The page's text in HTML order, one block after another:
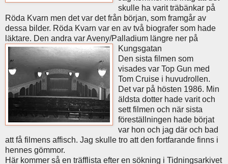
skulle ha varit träbänkar på
Röda Kvarn men det var det från början, som framgår av
dessa bilder. Röda Kvarn var en av två biografer som hade
läktare. Den andra var Aveny/Palladium längre ner på
Kungsgatan
Den sista filmen som
visades var Top Gun med
Tom Cruise i huvudrollen.
Det var på hösten 1986. Min
äldsta dotter hade varit och
sett filmen och när sista
föreställningen hade börjat
var hon och jag där och bad
att få filmens affisch. Jag skulle tro att den fortfarande finns i
hennes gömmor.
Här kommer så en träfflista efter en sökning i Tidningsarkivet